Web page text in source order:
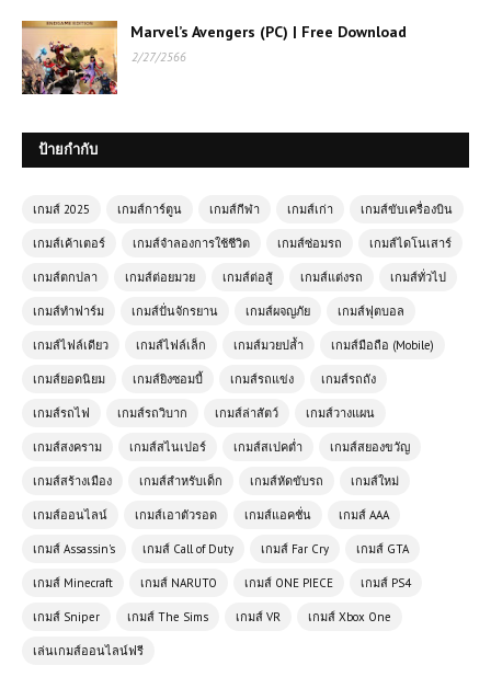
Marvel’s Avengers (PC) | Free Download
2/27/2566
ป้ายกำกับ
เกมส์ 2025 เกมส์การ์ตูน เกมส์กีฬา เกมส์เก่า เกมส์ขับเครื่องบิน
เกมส์เค้าเตอร์ เกมส์จำลองการใช้ชีวิต เกมส์ซ่อมรถ เกมส์ไดโนเสาร์
เกมส์ตกปลา เกมส์ต่อยมวย เกมส์ต่อสู้ เกมส์แต่งรถ เกมส์ทั่วไป
เกมส์ทำฟาร์ม เกมส์ปั่นจักรยาน เกมส์ผจญภัย เกมส์ฟุตบอล
เกมส์ไฟล์เดียว เกมส์ไฟล์เล็ก เกมส์มวยปล้ำ เกมส์มือถือ (Mobile)
เกมส์ยอดนิยม เกมส์ยิงซอมบี้ เกมส์รถแข่ง เกมส์รถถัง
เกมส์รถไฟ เกมส์รถวิบาก เกมส์ล่าสัตว์ เกมส์วางแผน
เกมส์สงคราม เกมส์สไนเปอร์ เกมส์สเปคต่ำ เกมส์สยองขวัญ
เกมส์สร้างเมือง เกมส์สำหรับเด็ก เกมส์หัดขับรถ เกมส์ใหม่
เกมส์ออนไลน์ เกมส์เอาตัวรอด เกมส์แอคชั่น เกมส์ AAA
เกมส์ Assassin's เกมส์ Call of Duty เกมส์ Far Cry เกมส์ GTA
เกมส์ Minecraft เกมส์ NARUTO เกมส์ ONE PIECE เกมส์ PS4
เกมส์ Sniper เกมส์ The Sims เกมส์ VR เกมส์ Xbox One
เล่นเกมส์ออนไลน์ฟรี
เกมส์ออนไลน์ฟรี Zombie Road:
ซอมบี้สุดมันส์
เกมส์ออนไลน์ฟรี Highway Moto –
สุดมันส์บนทางหลวงแบบไร้ขีดจำกัด
เกมส์ออนไลน์ Fairy Tail vs One
Piece 1.1 การต่อสู้แห่งมิตรภาพและ
การผจญภัย
Fighting 3.3 – เกมต่อสู้สุดมันส์ในโลก